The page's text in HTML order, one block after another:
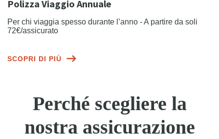
Polizza Viaggio Annuale
Per chi viaggia spesso durante l’anno - A partire da soli
72€/assicurato
SCOPRI DI PIÙ
Perché scegliere la
nostra assicurazione